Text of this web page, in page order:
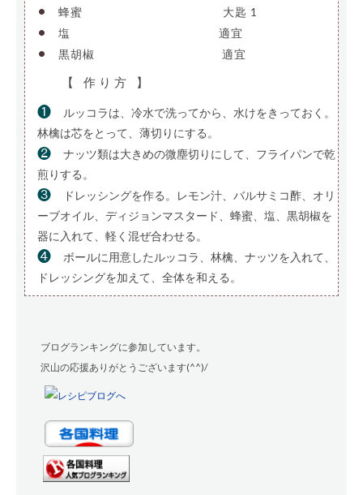
• 蜂蜜 大匙 1
• 塩 適宜
• 黒胡椒 適宜
【 作り方 】
❶
ルッコラは、冷水で洗ってから、水けをきっておく。
林檎は芯をとって、薄切りにする。
❷
ナッツ類は大きめの微塵切りにして、フライパンで乾
煎りする。
❸
ドレッシングを作る。レモン汁、バルサミコ酢、オリ
ーブオイル、ディジョンマスタード、蜂蜜、塩、黒胡椒を
器に入れて、軽く混ぜ合わせる。
❹
ボールに用意したルッコラ、林檎、ナッツを入れて、
ドレッシングを加えて、全体を和える。
ブログランキングに参加しています。
沢山の応援ありがとうございます(^^)/